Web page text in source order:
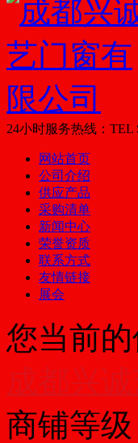
24小时服务热线： TEL
网站首页
公司介绍
供应产品
采购清单
新闻中心
荣誉资质
联系方式
友情链接
展会
您当前的
商铺等级